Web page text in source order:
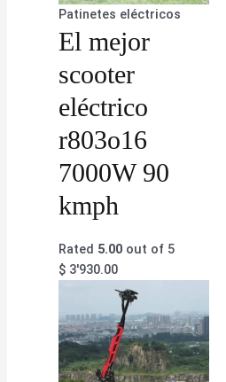
Patinetes eléctricos
El mejor
scooter
eléctrico
r803o16
7000W 90
kmph
Rated 5.00 out of 5
$ 3'930.00